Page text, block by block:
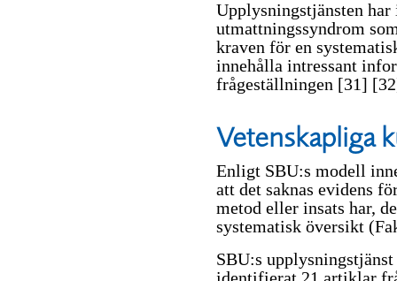
Upplysningstjänsten
utmattningssyndrom
kraven för en
innehålla intressant
frågeställningen [31]
Vetenskapliga
Enligt SBU:s modell
att det saknas evidens
metod eller insats har,
systematisk översikt
SBU:s